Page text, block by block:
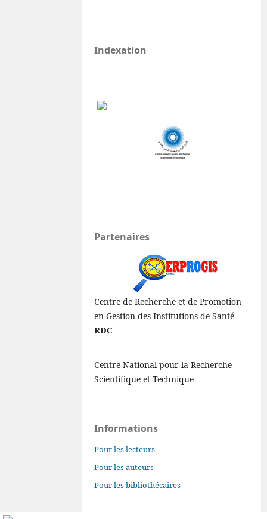
Indexation
Partenaires
Centre de Recherche et de Promotion
en Gestion des Institutions de Santé -
RDC
Centre National pour la Recherche
Scientifique et Technique
Informations
Pour les lecteurs
Pour les auteurs
Pour les bibliothécaires